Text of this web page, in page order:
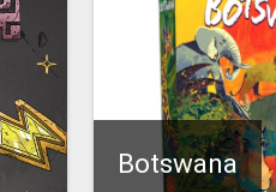
Botswana